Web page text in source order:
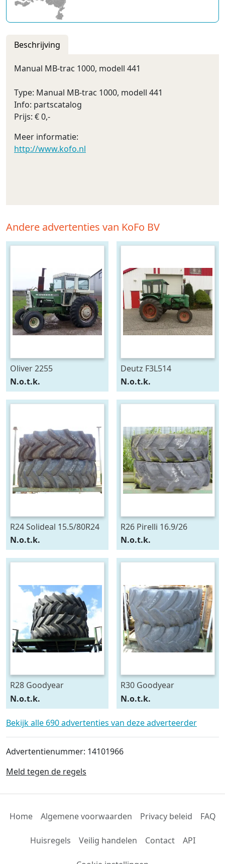
Beschrijving
Manual MB-trac 1000, modell 441
Type: Manual MB-trac 1000, modell 441
Info: partscatalog
Prijs: € 0,-
Meer informatie:
http://www.kofo.nl
Andere advertenties van KoFo BV
Oliver 2255
N.o.t.k.
Deutz F3L514
N.o.t.k.
R24 Solideal 15.5/80R24
N.o.t.k.
R26 Pirelli 16.9/26
N.o.t.k.
R28 Goodyear
540/75R28
N.o.t.k.
R30 Goodyear
600/70R30
N.o.t.k.
Bekijk alle 690 advertenties van deze adverteerder
Advertentienummer: 14101966
Meld tegen de regels
Home Algemene voorwaarden Privacy beleid FAQ
Huisregels Veilig handelen Contact API